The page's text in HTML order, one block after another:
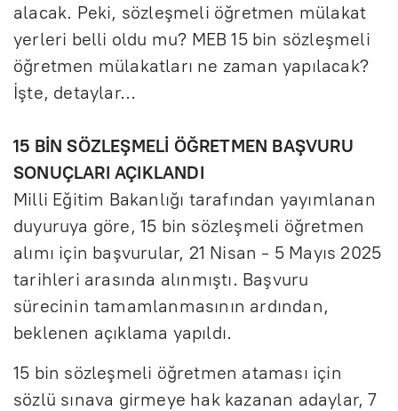
alacak. Peki, sözleşmeli öğretmen mülakat
yerleri belli oldu mu? MEB 15 bin sözleşmeli
öğretmen mülakatları ne zaman yapılacak?
İşte, detaylar…
15 BİN SÖZLEŞMELİ ÖĞRETMEN BAŞVURU
SONUÇLARI AÇIKLANDI
Milli Eğitim Bakanlığı tarafından yayımlanan
duyuruya göre, 15 bin sözleşmeli öğretmen
alımı için başvurular, 21 Nisan - 5 Mayıs 2025
tarihleri arasında alınmıştı. Başvuru
sürecinin tamamlanmasının ardından,
beklenen açıklama yapıldı.
15 bin sözleşmeli öğretmen ataması için
sözlü sınava girmeye hak kazanan adaylar, 7